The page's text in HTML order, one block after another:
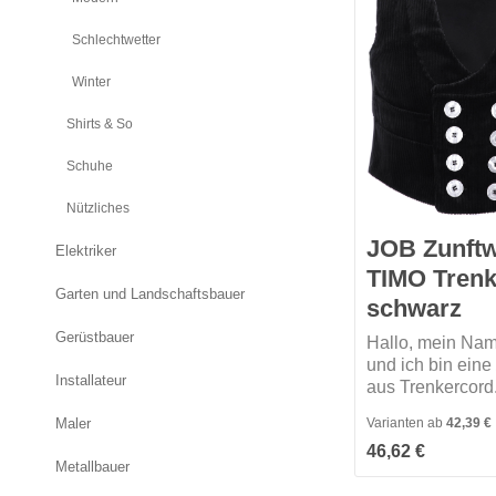
Schlechtwetter
Winter
Shirts & So
Schuhe
Nützliches
Elektriker
Garten und Landschaftsbauer
Gerüstbauer
Installateur
Maler
Metallbauer
JOB
TIMO
schwarz
Hallo, mein
und ich bin eine
aus
2-reihig und ich
einen
Varianten ab 42,39 €
Regulärer Preis:
46,62 €